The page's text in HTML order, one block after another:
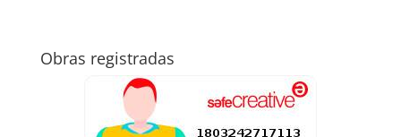
Obras registradas